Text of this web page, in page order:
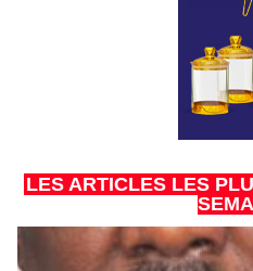
LES ARTICLES LES